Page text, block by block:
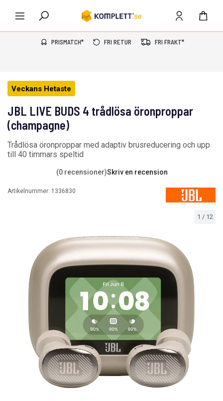
PRISMATCH* FRI RETUR FRI FRAKT*
1 / 12
Veckans Hetaste
JBL LIVE BUDS 4 trådlösa öronproppar
(champagne)
Trådlösa öronproppar med adaptiv brusreducering och upp
till 40 timmars speltid
(0 recensioner)Skriv en recension
Artikelnummer: 1336830